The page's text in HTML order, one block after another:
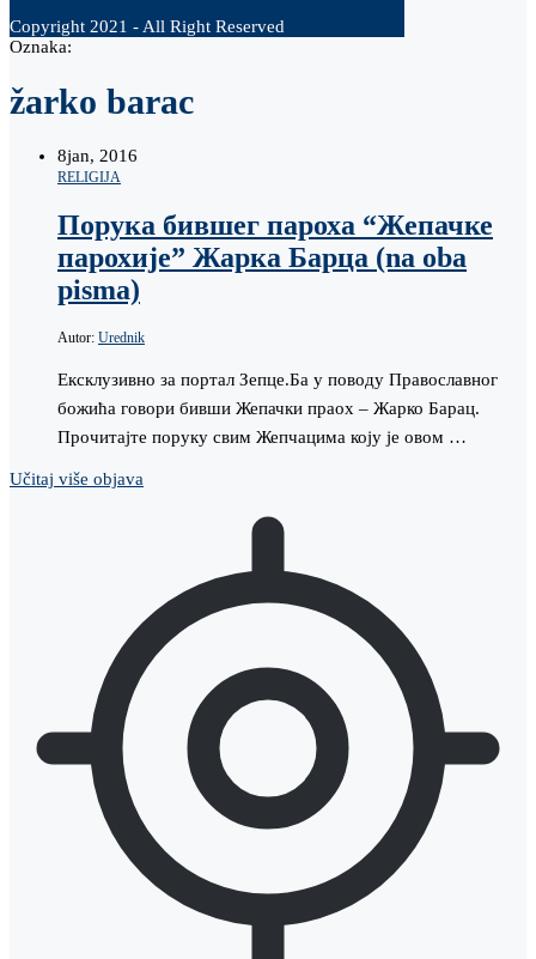
Copyright 2021 - All Right Reserved
Oznaka:
žarko barac
8jan, 2016
RELIGIJA
Порука бившег пароха “Жепачке
парохије” Жарка Барца (na oba
pisma)
Autor: Urednik
Ексклузивно за портал Зепце.Ба у поводу Православног
божића говори бивши Жепачки праох – Жарко Барац.
Прочитајте поруку свим Жепчацима коју је овом …
Učitaj više objava